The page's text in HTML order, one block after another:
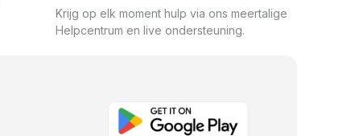
Krijg op elk moment hulp via ons meertalige
Helpcentrum en live ondersteuning.